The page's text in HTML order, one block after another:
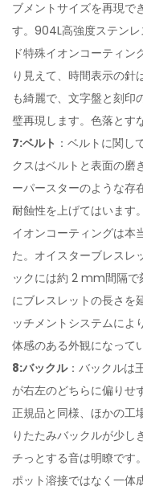
ブメントサイズを再現で
す。904L高強度ステン
ド特殊イオンコーティン
り見えて、時間表示の針
も綺麗で、文字盤と刻印
璧再現します。色落とす
7:ベルト ：ベルトに関し
クスはベルトと表面の磨
ーパースターのような存
耐蝕性を上げてはいま
イオンコーティングは本
た。オイスターブレスレ
ックには約 2 mm間隔で
にブレスレットの長さを
ッチメントシステムによ
体感のある外観になって
8:バックル：バックルは
が右左のどちらに偏りせ
正規品と同様、ほかの工
りたたみバックルが少し
チっとする音は明瞭です
ポット溶接ではなく一体